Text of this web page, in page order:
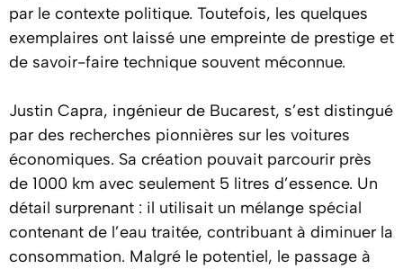
par le contexte politique. Toutefois, les quelques
exemplaires ont laissé une empreinte de prestige et
de savoir-faire technique souvent méconnue.
Justin Capra, ingénieur de Bucarest, s’est distingué
par des recherches pionnières sur les voitures
économiques. Sa création pouvait parcourir près
de 1000 km avec seulement 5 litres d’essence. Un
détail surprenant : il utilisait un mélange spécial
contenant de l’eau traitée, contribuant à diminuer la
consommation. Malgré le potentiel, le passage à